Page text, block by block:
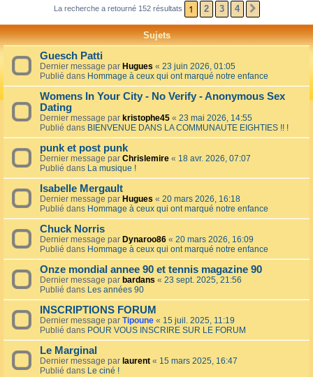
h
r
La recherche a retourné 152 résultats 1 2 3 4
Sujets
Guesch Patti
Dernier message par Hugues « 23 juin 2026, 01:05
Publié dans Hommage à ceux qui ont marqué notre enfance
Womens In Your City - No Verify - Anonymous Sex
Dating
Dernier message par kristophe45 « 23 mai 2026, 14:55
Publié dans BIENVENUE DANS LA COMMUNAUTE EIGHTIES !! !
punk et post punk
Dernier message par Chrislemire « 18 avr. 2026, 07:07
Publié dans La musique !
Isabelle Mergault
Dernier message par Hugues « 20 mars 2026, 16:18
Publié dans Hommage à ceux qui ont marqué notre enfance
Chuck Norris
Dernier message par Dynaroo86 « 20 mars 2026, 16:09
Publié dans Hommage à ceux qui ont marqué notre enfance
Onze mondial annee 90 et tennis magazine 90
Dernier message par bardans « 23 sept. 2025, 21:56
Publié dans Les années 90
INSCRIPTIONS FORUM
Dernier message par Tipoune « 15 juil. 2025, 11:19
Publié dans POUR VOUS INSCRIRE SUR LE FORUM
Le Marginal
Dernier message par laurent « 15 mars 2025, 16:47
Publié dans Le ciné !